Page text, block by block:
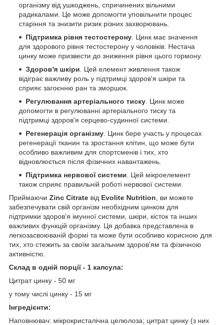
організму від ушкоджень, спричинених вільними
радикалами. Це може допомогти уповільнити процес
старіння та знизити ризик різних захворювань.
Підтримка рівня тестостерону . Цинк має значення
для здорового рівня тестостерону у чоловіків. Нестача
цинку може призвести до зниження рівня цього гормону.
Здоров'я шкіри . Цей елемент живлення також
відіграє важливу роль у підтримці здоров'я шкіри та
сприяє загоєнню ран та зморшок.
Регулювання артеріального тиску . Цинк може
допомогти в регулюванні артеріального тиску та
підтримці здоров'я серцево-судинної системи.
Регенерація організму . Цинк бере участь у процесах
регенерації тканин та зростання клітин, що може бути
особливо важливим для спортсменів і тих, хто
відновлюється після фізичних навантажень.
Підтримка нервової системи . Цей мікроелемент
також сприяє правильній роботі нервової системи.
Приймаючи Zinc Citrate від Evolite Nutrition , ви можете
забезпечувати свій організм необхідним цинком для
підтримки здоров'я імунної системи, шкіри, кісток та інших
важливих функцій організму. Ця добавка представлена в
легкозасвоюваній формі та може бути особливо корисною для
тих, хто стежить за своїм загальним здоров'ям та фізичною
активністю.
Склад в одній порції - 1 капсула:
Цитрат цинку - 50 мг
у тому числі цинку - 15 мг
Інгредієнти:
Наповнювач: мікрокристалічна целюлоза; цитрат цинку (з них